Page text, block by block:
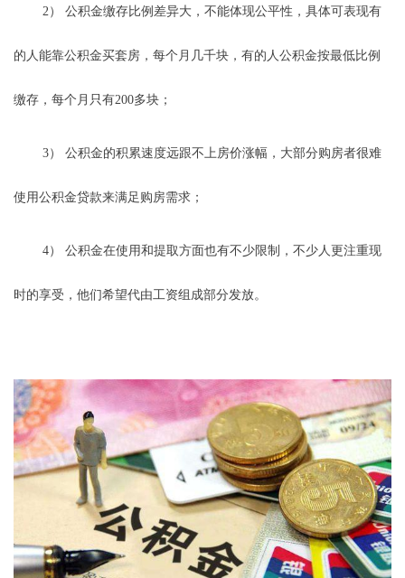
2） 公积金缴存比例差异大，不能体现公平性，具体可表现有
的人能靠公积金买套房，每个月几千块，有的人公积金按最低比例
缴存，每个月只有200多块；
3） 公积金的积累速度远跟不上房价涨幅，大部分购房者很难
使用公积金贷款来满足购房需求；
4） 公积金在使用和提取方面也有不少限制，不少人更注重现
时的享受，他们希望代由工资组成部分发放。